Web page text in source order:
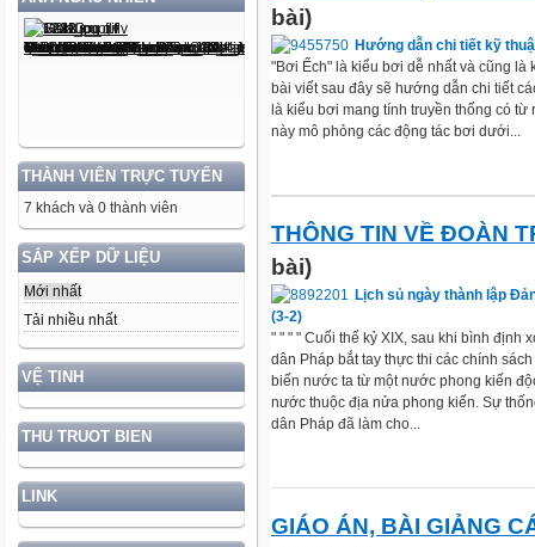
THÀNH VIÊN TRỰC TUYẾN
7 khách và 0 thành viên
SẮP XẾP DỮ LIỆU
Mới nhất
Tải nhiều nhất
VỆ TINH
THU TRUOT BIEN
LINK
bài)
Hướng dẫn chi tiết kỹ
"Bơi Ếch" là kiểu bơi dễ nhất và cũng là
bài viết sau đây sẽ hướng dẫn chi tiết
là kiểu bơi mang tính truyền thống có
này mô phỏng các động tác bơi dưới...
THÔNG TIN VỀ ĐOÀN
bài)
Lịch sủ ngày thành lập
(3-2)
" " " " Cuối thế kỷ XIX, sau khi bình định
dân Pháp bắt tay thực thi các chính
biến nước ta từ một nước phong kiến
nước thuộc địa nửa phong kiến. Sự
dân Pháp đã làm cho...
GIÁO ÁN, BÀI GIẢNG